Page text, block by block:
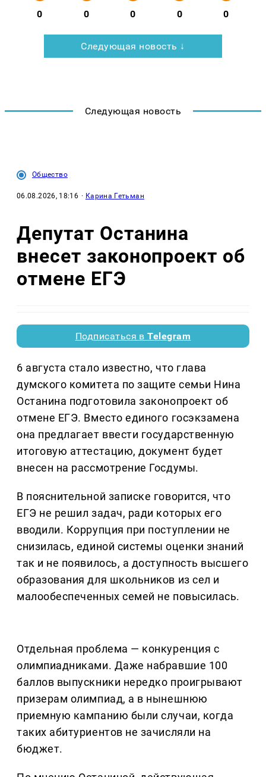
0 0 0 0 0
Следующая новость ↓
Следующая новость
Общество
06.08.2026, 18:16 · Карина Гетьман
Депутат Останина
внесет законопроект об
отмене ЕГЭ
Подписаться вTelegram
6 августа стало известно, что глава
думского комитета по защите семьи Нина
Останина подготовила законопроект об
отмене ЕГЭ. Вместо единого госэкзамена
она предлагает ввести государственную
итоговую аттестацию, документ будет
внесен на рассмотрение Госдумы.
В пояснительной записке говорится, что
ЕГЭ не решил задач, ради которых его
вводили. Коррупция при поступлении не
снизилась, единой системы оценки знаний
так и не появилось, а доступность высшего
образования для школьников из сел и
малообеспеченных семей не повысилась.
Отдельная проблема — конкуренция с
олимпиадниками. Даже набравшие 100
баллов выпускники нередко проигрывают
призерам олимпиад, а в нынешнюю
приемную кампанию были случаи, когда
таких абитуриентов не зачисляли на
бюджет.